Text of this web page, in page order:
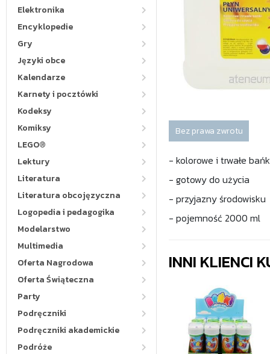
Elektronika
Encyklopedie
Gry
Języki obce
Kalendarze
Karnety i pocztówki
Kodeksy
Komiksy
LEGO®
Lektury
Literatura
Literatura obcojęzyczna
Logopedia i pedagogika
Modelarstwo
Multimedia
Oferta Nagrodowa
Oferta Świąteczna
Party
Podręczniki
Podręczniki akademickie
Podróże
Bez prawa zwrotu
- kolorowe i trwałe
- gotowy do użycia
- przyjazny środowisku
- pojemność 2000 ml
INNI KLIENCI